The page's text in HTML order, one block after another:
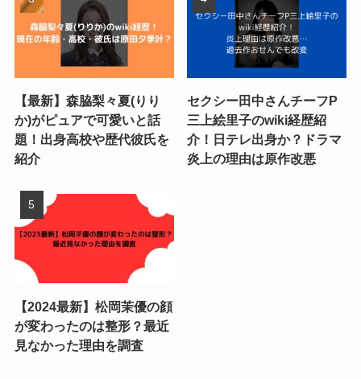
【最新】森脇梨々夏(りり
か)がピュアで可愛いと話
題！出身高校や歴代彼氏を
紹介
セクシー田中さんチーフP
三上絵里子のwiki経歴紹
介！日テレ出身か？ドラマ
炎上の理由は原作改悪
【2024最新】松岡茉優の顔
が変わったのは整形？最近
見なかった理由を調査